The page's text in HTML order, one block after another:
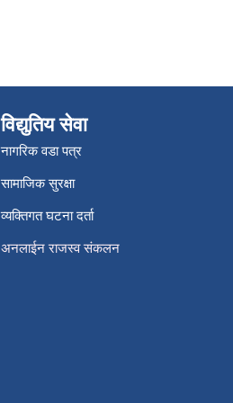
विद्युतिय सेवा
नागरिक वडा पत्र
सामाजिक सुरक्षा
व्यक्तिगत घटना दर्ता
अनलाईन राजस्व संकलन